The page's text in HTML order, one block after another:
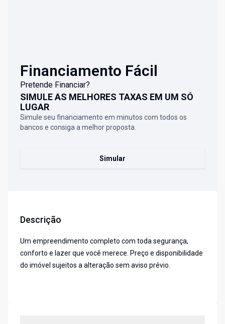
Financiamento Fácil
Pretende Financiar?
SIMULE AS MELHORES TAXAS EM UM SÓ
LUGAR
Simule seu financiamento em minutos com todos os
bancos e consiga a melhor proposta.
Simular
Descrição
Um empreendimento completo com toda segurança,
conforto e lazer que você merece. Preço e disponibilidade
do imóvel sujeitos a alteração sem aviso prévio.